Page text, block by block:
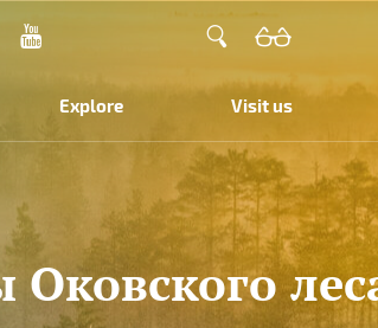
Explore Visit us